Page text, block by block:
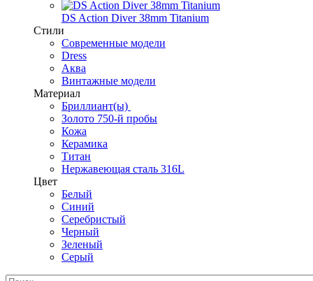
DS Action Diver 38mm Titanium
Стили
Современные модели
Dress
Аква
Винтажные модели
Материал
Бриллиант(ы)
Золото 750-й пробы
Кожа
Керамика
Титан
Нержавеющая сталь 316L
Цвет
Белый
Синий
Серебристый
Черный
Зеленый
Серый